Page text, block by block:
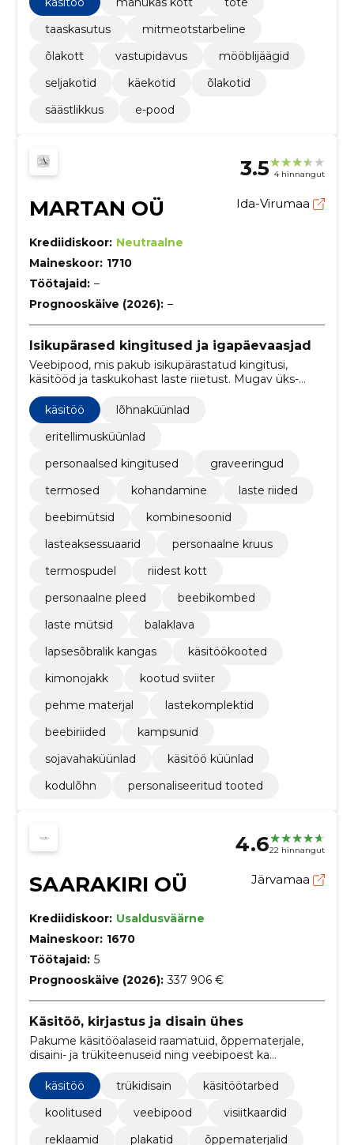
taaskasutus
mitmeotstarbeline
õlakott
vastupidavus
mööblijäägid
seljakotid
käekotid
õlakotid
säästlikkus
e-pood
3.5 4 hinnangut
MARTAN OÜ Ida-Virumaa
Krediidiskoor: Neutraalne
Maineskoor: 1710
Töötajaid: –
Prognooskäive (2026): –
Isikupärased kingitused ja igapäevaasjad
Veebipood, mis pakub isikupärastatud kingitusi,
käsitööd ja taskukohast laste riietust. Mugav üks-
kohaline ostlemine kingituste ja igapäevaasjade jaoks.
käsitöö
lõhnaküünlad
eritellimusküünlad
personaalsed kingitused
graveeringud
termosed
kohandamine
laste riided
beebimütsid
kombinesoonid
lasteaksessuaarid
personaalne kruus
termospudel
riidest kott
personaalne pleed
beebikombed
laste mütsid
balaklava
lapsesõbralik kangas
käsitöökooted
kimonojakk
kootud sviiter
pehme materjal
lastekomplektid
beebiriided
kampsunid
sojavahaküünlad
käsitöö küünlad
kodulõhn
personaliseeritud tooted
4.622 hinnangut
SAARAKIRI OÜ Järvamaa
Krediidiskoor: Usaldusväärne
Maineskoor: 1670
Töötajaid: 5
Prognooskäive (2026): 337 906 €
Käsitöö, kirjastus ja disain ühes
Pakume käsitööalaseid raamatuid, õppematerjale,
disaini- ja trükiteenuseid ning veebipoest ka
käsitöö
trükidisain
käsitöötarbed
koolitused
veebipood
visiitkaardid
reklaamid
plakatid
õppematerjalid